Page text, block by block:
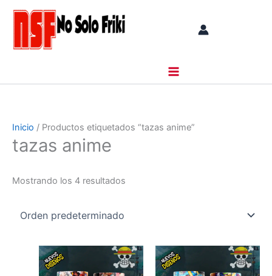
contenido
Inicio / Productos etiquetados “tazas anime”
tazas anime
Mostrando los 4 resultados